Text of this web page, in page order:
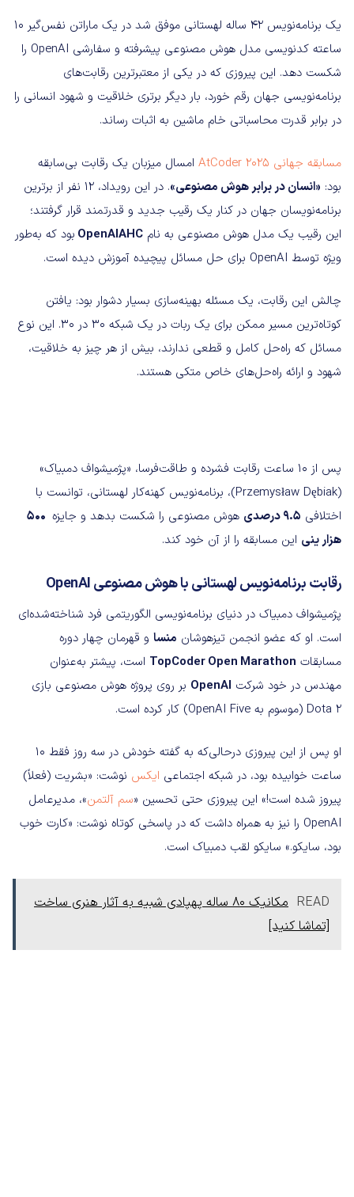
یک برنامه‌نویس ۴۲ ساله لهستانی موفق شد در یک ماراتن نفس‌گیر ۱۰
ساعته کدنویسی مدل هوش مصنوعی پیشرفته و سفارشی OpenAI را
شکست دهد. این پیروزی که در یکی از معتبرترین رقابت‌های
برنامه‌نویسی جهان رقم خورد، بار دیگر برتری خلاقیت و شهود انسانی را
در برابر قدرت محاسباتی خام ماشین به اثبات رساند.
مسابقه جهانی AtCoder 2025
امسال میزبان یک رقابت بی‌سابقه
بود: «انسان در برابر هوش مصنوعی»
. در این رویداد، ۱۲ نفر از برترین
برنامه‌نویسان جهان در کنار یک رقیب جدید و قدرتمند قرار گرفتند؛
این رقیب یک مدل هوش مصنوعی به نام OpenAIAHC بود که به‌طور
ویژه توسط OpenAI برای حل مسائل پیچیده آموزش دیده است.
چالش این رقابت، یک مسئله بهینه‌سازی بسیار دشوار بود: یافتن
کوتاه‌ترین مسیر ممکن برای یک ربات در یک شبکه ۳۰ در ۳۰. این نوع
مسائل که راه‌حل کامل و قطعی ندارند، بیش از هر چیز به خلاقیت،
شهود و ارائه راه‌حل‌های خاص متکی هستند.
پس از ۱۰ ساعت رقابت فشرده و طاقت‌فرسا، «پژمیشواف دمبیاک»
(Przemysław Dębiak)، برنامه‌نویس کهنه‌کار لهستانی، توانست با
اختلافی ۹.۵ درصدی هوش مصنوعی را شکست بدهد و جایزه ۵۰۰
هزار ینی این مسابقه را از آن خود کند.
رقابت برنامه‌نویس لهستانی با هوش مصنوعی OpenAI
پژمیشواف دمبیاک در دنیای برنامه‌نویسی الگوریتمی فرد شناخته‌شده‌ای
است. او که عضو انجمن تیزهوشان منسا و قهرمان چهار دوره
مسابقات TopCoder Open Marathon است، پیشتر به‌عنوان
مهندس در خود شرکت OpenAI بر روی پروژه هوش مصنوعی بازی
Dota 2 (موسوم به OpenAI Five) کار کرده است.
او پس از این پیروزی درحالی‌که به گفته خودش در سه روز فقط ۱۰
ساعت خوابیده بود، در شبکه اجتماعی ایکس نوشت: «بشریت (فعلاً)
پیروز شده است!» این پیروزی حتی تحسین «سم آلتمن»، مدیرعامل
OpenAI را نیز به همراه داشت که در پاسخی کوتاه نوشت: «کارت خوب
بود، سایکو.» سایکو لقب دمبیاک است.
READ
مکانیک ۸۰ ساله پهپادی شبیه به آثار هنری ساخت
[تماشا کنید]